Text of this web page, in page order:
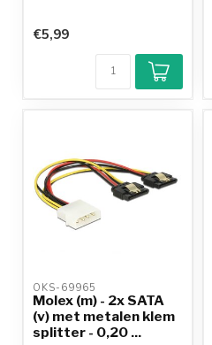
€5,99
OKS-69965
Molex (m) - 2x SATA
(v) met metalen klem
splitter - 0,20 ...